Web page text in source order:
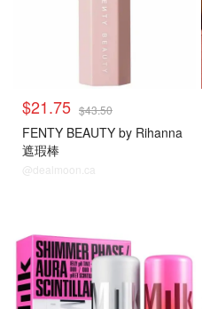
$21.75 $43.50
FENTY BEAUTY by Rihanna
遮瑕棒
@dealmoon.ca